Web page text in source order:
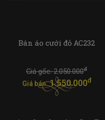
Bán áo cưới đỏ AC232
Giá gốc:2.050.000đ
Giá bán:1.550.000đ